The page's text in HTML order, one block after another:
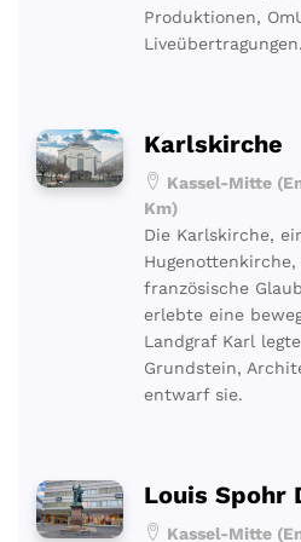
Produktionen,
Liveübertragungen.
Karlskirche
Kassel-Mitte
Km)
Die Karlskirche,
französische
erlebte eine
Landgraf Karl
Grundstein,
entwarf sie.
Louis Spohr
Kassel-Mitte